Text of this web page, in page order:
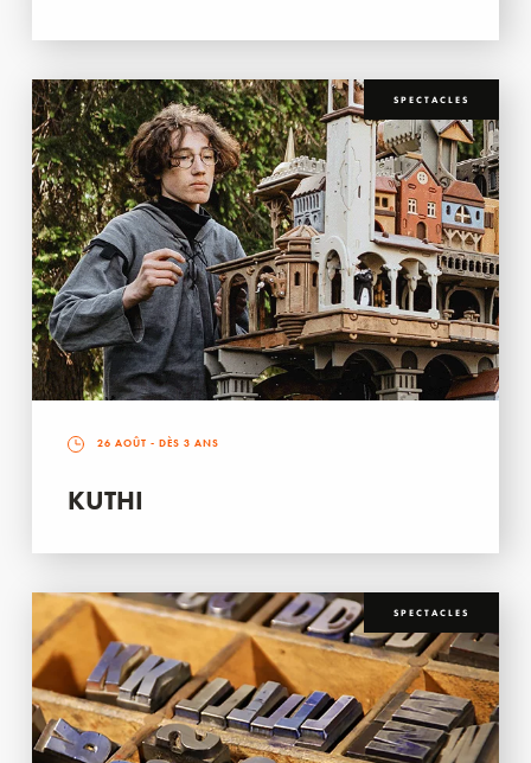
SPECTACLES
26 AOÛT - DÈS 3 ANS
KUTHI
SPECTACLES